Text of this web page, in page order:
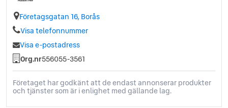
Företagsgatan 16, Borås
Visa telefonnummer
Visa e-postadress
Org.nr556055-3561
Företaget har godkänt att de endast annonserar produkter
och tjänster som är i enlighet med gällande lag.